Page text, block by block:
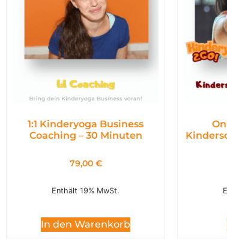
1:1 Kinderyoga Business
Coaching – 30 Minuten
79,00 €
Enthält 19% MwSt.
In den Warenkorb